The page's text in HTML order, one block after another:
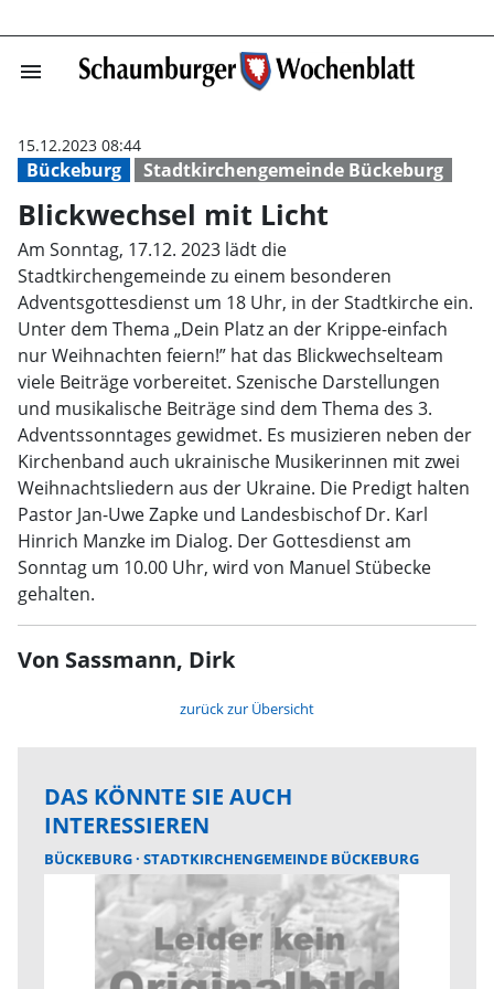
menu Blickwechsel
Bückeburg Stadtkirchengemeinde Bückeburg
15.12.2023 08:44
Blickwechsel mit Licht
Am Sonntag, 17.12. 2023 lädt die
Stadtkirchengemeinde zu einem besonderen
Adventsgottesdienst um 18 Uhr, in der Stadtkirche ein.
Unter dem Thema „Dein Platz an der Krippe-einfach
nur Weihnachten feiern!” hat das Blickwechselteam
viele Beiträge vorbereitet. Szenische Darstellungen
und musikalische Beiträge sind dem Thema des 3.
Adventssonntages gewidmet. Es musizieren neben der
Kirchenband auch ukrainische Musikerinnen mit zwei
Weihnachtsliedern aus der Ukraine. Die Predigt halten
Pastor Jan-Uwe Zapke und Landesbischof Dr. Karl
Hinrich Manzke im Dialog. Der Gottesdienst am
Sonntag um 10.00 Uhr, wird von Manuel Stübecke
gehalten.
Von Sassmann, Dirk
zurück zur Übersicht
DAS KÖNNTE SIE AUCH
INTERESSIEREN
BÜCKEBURG STADTKIRCHENGEMEINDE BÜCKEBURG